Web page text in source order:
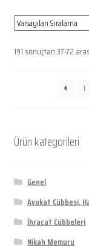
191 sonuçtan 37-72
1
Ürün kategorileri
Genel
Avukat Cübbesi,
İhracat Cübbeleri
Nikah Memuru